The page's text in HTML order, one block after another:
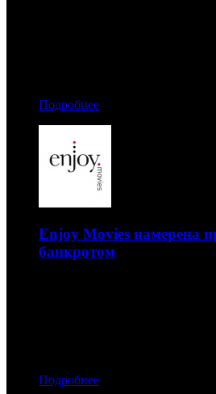
Подробнее
Enjoy Movies намерена
банкротом
Подробнее